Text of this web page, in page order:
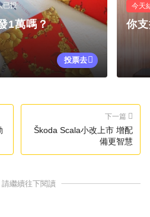
已投
1萬嗎？
投票去
今天
你
下一篇
Škoda Scala小改上市 增配
備更智慧
請繼續往下閱讀